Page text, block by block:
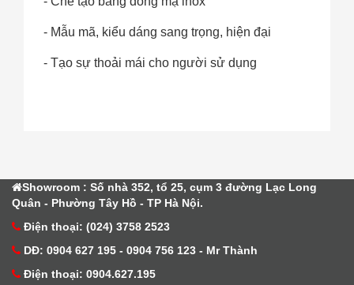
- Mẫu mã, kiểu dáng sang trọng, hiện đại
- Tạo sự thoải mái cho người sử dụng
Showroom : Số nhà 352, tổ 25, cụm 3 đường Lạc Long
Quân - Phường Tây Hồ - TP Hà Nội.
Điện thoại: (024) 3758 2523
DĐ: 0904 627 195 - 0904 756 123 - Mr Thành
Điện thoại: 0904.627.195